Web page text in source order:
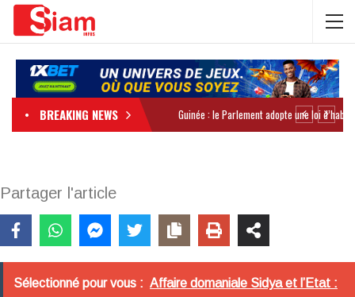
BREAKING NEWS
Partager l'article
Sélectionné pour vous : Affaire domaniale Sidya et l’Etat :